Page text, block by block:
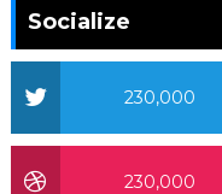
Socialize
230,000
230,000